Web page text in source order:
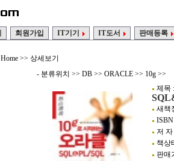
회원가입 IT기기 IT도서 판매등록
Home >> 상세보기
- 분류위치 >> DB >> ORACLE >> 10g >>
제목
새책
ISBN
저
책상
판매